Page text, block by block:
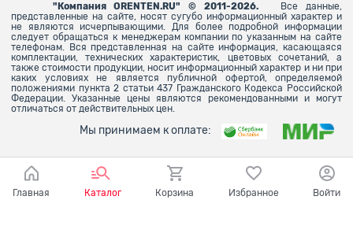
" Компания ORENTEN.RU" © 2011-2026.
Все данные,
представленные на сайте, носят сугубо информационный характер и
не являются исчерпывающими. Для более подробной информации
следует обращаться к менеджерам компании по указанным на сайте
телефонам. Вся представленная на сайте информация, касающаяся
комплектации, технических характеристик, цветовых сочетаний, а
также стоимости продукции, носит информационный характер и ни при
каких условиях не является публичной офертой, определяемой
положениями пункта 2 статьи 437 Гражданского Кодекса Российской
Федерации. Указанные цены являются рекомендованными и могут
отличаться от действительных цен.
Мы принимаем к оплате:
Главная Каталог Корзина Избранное Войти